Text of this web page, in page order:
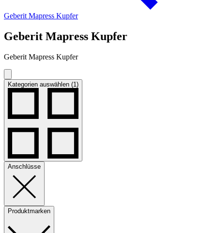
Geberit Mapress Kupfer
Geberit Mapress Kupfer
Geberit Mapress Kupfer
Kategorien auswählen (1)
Anschlüsse
Produktmarken